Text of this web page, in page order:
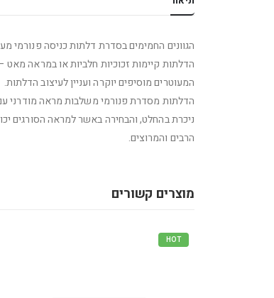
הגוונים החמימים בסדרת דלתות כניסה פנורמי
הדלתות קיימות זכוכיות חלביות או במראה
המעוטרים מוסיפים יוקרה ועניין לעיצוב הדלתות.
הדלתות מסדרת פנורמי משלבות מראה מודרני
ניכרת בהחלט, והבחירה באשר למראה הסורגים
הרבים והמרוצים.
מוצרים קשורים